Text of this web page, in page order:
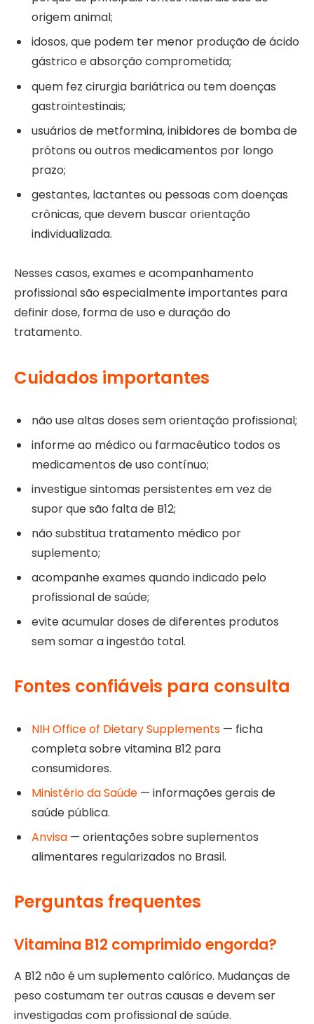
origem animal;
idosos, que podem ter menor produção de ácido
gástrico e absorção comprometida;
quem fez cirurgia bariátrica ou tem doenças
gastrointestinais;
usuários de metformina, inibidores de bomba de
prótons ou outros medicamentos por longo
prazo;
gestantes, lactantes ou pessoas com doenças
crônicas, que devem buscar orientação
individualizada.
Nesses casos, exames e acompanhamento
profissional são especialmente importantes para
definir dose, forma de uso e duração do
tratamento.
Cuidados importantes
não use altas doses sem orientação profissional;
informe ao médico ou farmacêutico todos os
medicamentos de uso contínuo;
investigue sintomas persistentes em vez de
supor que são falta de B12;
não substitua tratamento médico por
suplemento;
acompanhe exames quando indicado pelo
profissional de saúde;
evite acumular doses de diferentes produtos
sem somar a ingestão total.
Fontes confiáveis para consulta
NIH Office of Dietary Supplements — ficha
completa sobre vitamina B12 para
consumidores.
Ministério da Saúde — informações gerais de
saúde pública.
Anvisa — orientações sobre suplementos
alimentares regularizados no Brasil.
Perguntas frequentes
Vitamina B12 comprimido engorda?
A B12 não é um suplemento calórico. Mudanças de
peso costumam ter outras causas e devem ser
investigadas com profissional de saúde.